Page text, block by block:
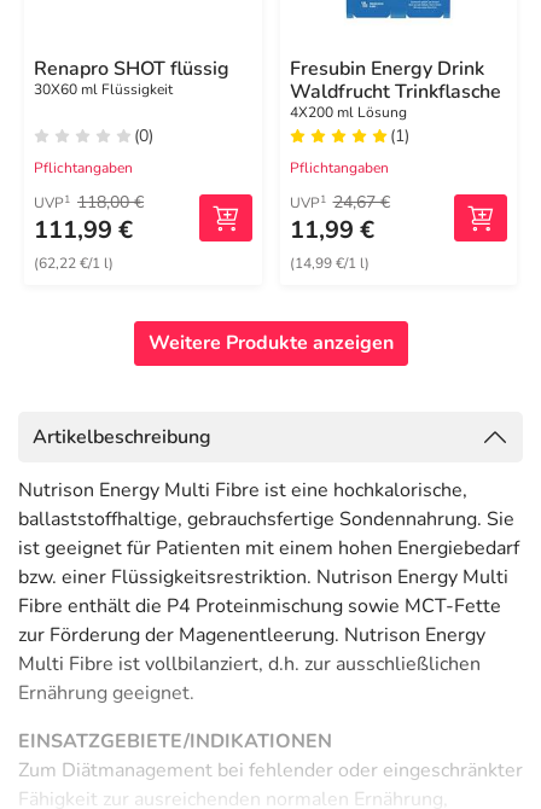
Renapro SHOT flüssig
30X60 ml Flüssigkeit
(0)
Pflichtangaben
UVP1 118,00 €
111,99 €
(62,22 €/1 l)
Fresubin Energy Drink
Waldfrucht Trinkflasche
4X200 ml Lösung
(1)
Pflichtangaben
UVP1 24,67 €
11,99 €
(14,99 €/1 l)
Weitere Produkte anzeigen
Artikelbeschreibung
Nutrison Energy Multi Fibre ist eine hochkalorische,
ballaststoffhaltige, gebrauchsfertige Sondennahrung. Sie
ist geeignet für Patienten mit einem hohen Energiebedarf
bzw. einer Flüssigkeitsrestriktion. Nutrison Energy Multi
Fibre enthält die P4 Proteinmischung sowie MCT-Fette
zur Förderung der Magenentleerung. Nutrison Energy
Multi Fibre ist vollbilanziert, d.h. zur ausschließlichen
Ernährung geeignet.
EINSATZGEBIETE/INDIKATIONEN
Zum Diätmanagement bei fehlender oder eingeschränkter
Fähigkeit zur ausreichenden normalen Ernährung,